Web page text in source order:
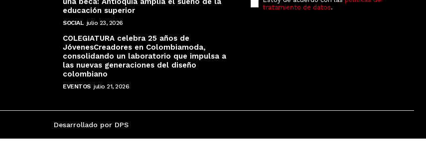
educación superior
SOCIAL julio 23, 2026
COLEGIATURA celebra 25 años de
JóvenesCreadores en Colombiamoda,
consolidando un laboratorio que impulsa a
las nuevas generaciones del diseño
colombiano
EVENTOS julio 21, 2026
tratamiento de datos.
Desarrollado por DPS